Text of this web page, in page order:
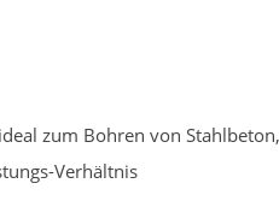
zum Bohren von
Verhältnis